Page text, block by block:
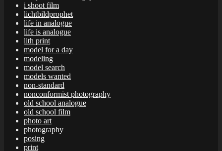
i shoot film
lichtbildprophet
life in analogue
life is analogue
lith print
model for a day
modeling
model search
models wanted
non-standard
nonconformist photography
old school analogue
old school film
photo art
photography
posing
print